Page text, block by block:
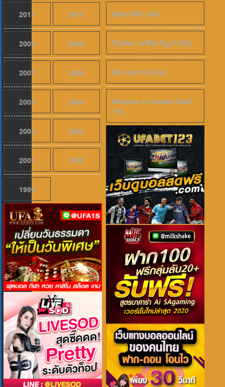
2011 2010
2009 2008
2007 2006
2005 2004
2003 2002
2001 2000
1999
เสียงไทย
Evil Dead Burn (2026) ผีอมตะแผดเผา
Sport กีฬา (40)
Thriller ระทึกขวัญ (1253)
War สงคราม (58)
Western คาวบอยตะวันตก
(10)